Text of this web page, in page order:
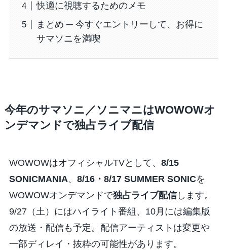
快適に視聴するためのメモ
まとめ ─ 今すぐエントリーして、お得に
サマソニを満喫
今年のサマソニ／ソニマニはWOWOWオ
ンデマンドで独占ライブ配信
WOWOWはオフィシャルTVとして、 8/15
SONICMANIA、 8/16・8/17 SUMMER SONICを
WOWOWオンデマンドで独占ライブ配信します。
9/27（土）にはハイライト番組、10月には編集版
の放送・配信も予定。配信アーティストは変更や
一部ディレイ・抜粋の可能性があります。